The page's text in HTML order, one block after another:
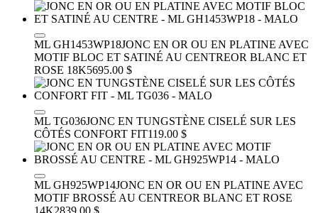
ML GH1453WP18JONC EN OR OU EN PLATINE AVEC
MOTIF BLOC ET SATINÉ AU CENTREOR BLANC ET
ROSE 18K5695.00 $
ML TG036JONC EN TUNGSTÈNE CISELÉ SUR LES
CÔTÉS CONFORT FIT119.00 $
ML GH925WP14JONC EN OR OU EN PLATINE AVEC
MOTIF BROSSÉ AU CENTREOR BLANC ET ROSE
14K2839.00 $